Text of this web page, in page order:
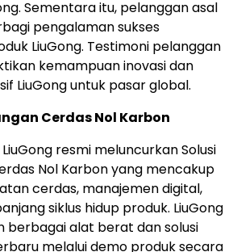
Sementara itu, pelanggan asal
pengalaman sukses
LiuGong. Testimoni pelanggan
kemampuan inovasi dan
LiuGong untuk pasar global.
Cerdas Nol Karbon
resmi meluncurkan Solusi
Nol Karbon yang mencakup
cerdas, manajemen digital,
siklus hidup produk. LiuGong
berbagai alat berat dan solusi
melalui demo produk secara